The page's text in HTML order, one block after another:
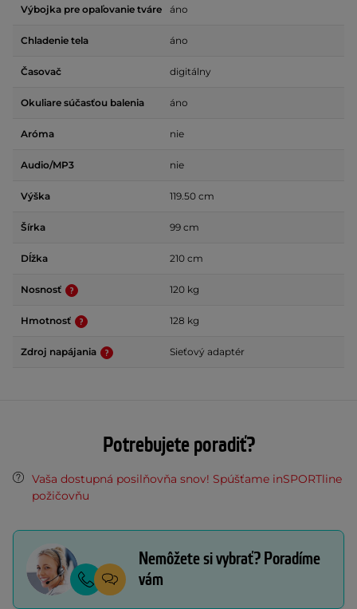
Výbojka pre opaľovanie tváre áno
Chladenie tela áno
Časovač digitálny
Okuliare súčasťou balenia áno
Aróma nie
Audio/MP3 nie
Výška 119.50 cm
Šírka 99 cm
Dĺžka 210 cm
Nosnosť 120 kg
Hmotnosť 128 kg
Zdroj napájania Sieťový adaptér
Potrebujete poradiť?
Vaša dostupná posilňovňa snov! Spúšťame inSPORTline
požičovňu
Nemôžete si vybrať? Poradíme
vám